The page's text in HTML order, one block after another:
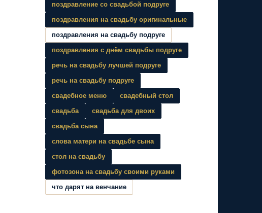
поздравление со свадьбой подруге
поздравления на свадьбу оригинальные
поздравления на свадьбу подруге
поздравления с днём свадьбы подруге
речь на свадьбу лучшей подруге
речь на свадьбу подруге
свадебное меню
свадебный стол
свадьба
свадьба для двоих
свадьба сына
слова матери на свадьбе сына
стол на свадьбу
фотозона на свадьбу своими руками
что дарят на венчание